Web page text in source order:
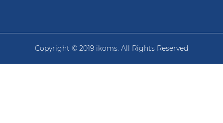
Copyright © 2019 ikoms. All Rights Reserved